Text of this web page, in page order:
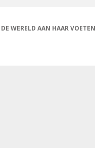
DE WERELD AAN HAAR VOETEN